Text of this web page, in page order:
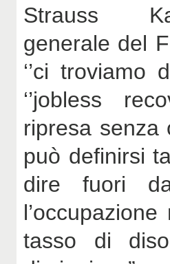
Strauss
generale del
‘’ci troviamo
‘’jobless
ripresa senza
può definirsi
dire fuori
tasso di